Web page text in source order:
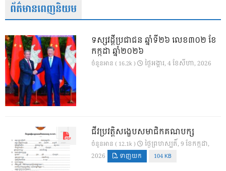
ព័ត៌មានពេញនិយម
ទស្សវដ្តីប្រជាជន ឆ្នាំទី២៦ លេខ៣០២ ខែ
កក្កដា ឆ្នាំ២០២៦
ចំនួនអាន ( 16.2k ) ថ្ងៃ​អង្គារ, 4 ខែ​សីហា, 2026
ជីវប្រវត្តិសង្ខេបសមាជិកគណបក្ស
ចំនួនអាន ( 12.1k )
ថ្ងៃ​ព្រហស្បតិ៍, 9 ខែ​កក្កដា,
2026
ទាញយក 104 KB